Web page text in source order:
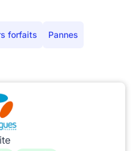
forfaits Pannes